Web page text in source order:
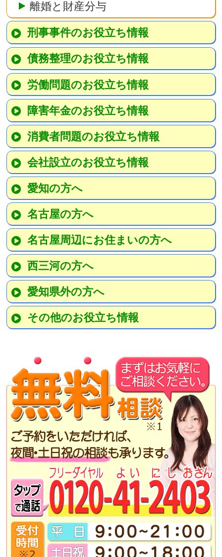
離婚と財産分与
刑事事件のお役立ち情報
債務整理のお役立ち情報
労働問題のお役立ち情報
障害年金のお役立ち情報
消費者問題のお役立ち情報
会社設立のお役立ち情報
愛知の方へ
名古屋の方へ
名古屋周辺にお住まいの方へ
西三河の方へ
愛知県外の方へ
その他のお役立ち情報